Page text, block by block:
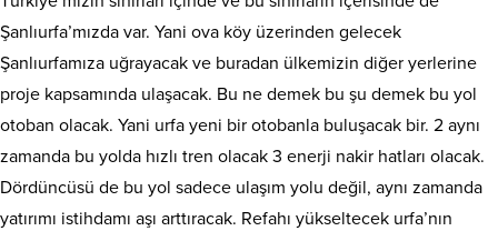
Şanlıurfa’mızda var. Yani ova köy üzerinden gelecek
Şanlıurfamıza uğrayacak ve buradan ülkemizin diğer yerlerine
proje kapsamında ulaşacak. Bu ne demek bu şu demek bu yol
otoban olacak. Yani urfa yeni bir otobanla buluşacak bir. 2 aynı
zamanda bu yolda hızlı tren olacak 3 enerji nakir hatları olacak.
Dördüncüsü de bu yol sadece ulaşım yolu değil, aynı zamanda
yatırımı istihdamı aşı arttıracak. Refahı yükseltecek urfa’nın